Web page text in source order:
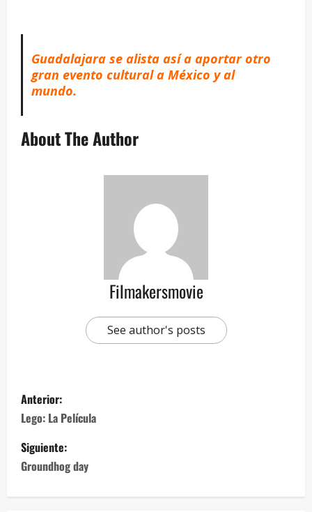
Guadalajara se alista así a aportar otro
gran evento cultural a México y al
mundo.
About The Author
Filmakersmovie
See author's posts
Anterior:
Lego: La Película
Siguiente:
Groundhog day